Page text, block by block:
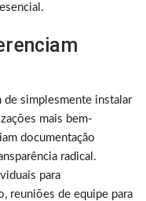
simplesmente instalar
mais bem-
documentação
radical.
para
reuniões de equipe para